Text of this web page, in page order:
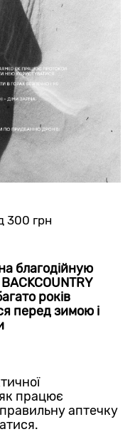
300 грн
благодійную
років
перед зимою і
як працює
правильну аптечку